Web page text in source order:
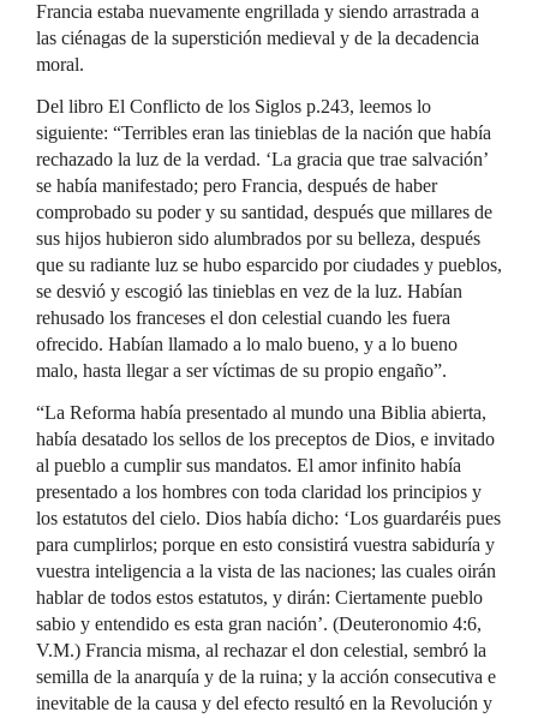
Francia estaba nuevamente engrillada y siendo arrastrada a
las ciénagas de la superstición medieval y de la decadencia
moral.
Del libro El Conflicto de los Siglos p.243, leemos lo
siguiente: “Terribles eran las tinieblas de la nación que había
rechazado la luz de la verdad. ‘La gracia que trae salvación’
se había manifestado; pero Francia, después de haber
comprobado su poder y su santidad, después que millares de
sus hijos hubieron sido alumbrados por su belleza, después
que su radiante luz se hubo esparcido por ciudades y pueblos,
se desvió y escogió las tinieblas en vez de la luz. Habían
rehusado los franceses el don celestial cuando les fuera
ofrecido. Habían llamado a lo malo bueno, y a lo bueno
malo, hasta llegar a ser víctimas de su propio engaño”.
“La Reforma había presentado al mundo una Biblia abierta,
había desatado los sellos de los preceptos de Dios, e invitado
al pueblo a cumplir sus mandatos. El amor infinito había
presentado a los hombres con toda claridad los principios y
los estatutos del cielo. Dios había dicho: ‘Los guardaréis pues
para cumplirlos; porque en esto consistirá vuestra sabiduría y
vuestra inteligencia a la vista de las naciones; las cuales oirán
hablar de todos estos estatutos, y dirán: Ciertamente pueblo
sabio y entendido es esta gran nación’. (Deuteronomio 4:6,
V.M.) Francia misma, al rechazar el don celestial, sembró la
semilla de la anarquía y de la ruina; y la acción consecutiva e
inevitable de la causa y del efecto resultó en la Revolución y